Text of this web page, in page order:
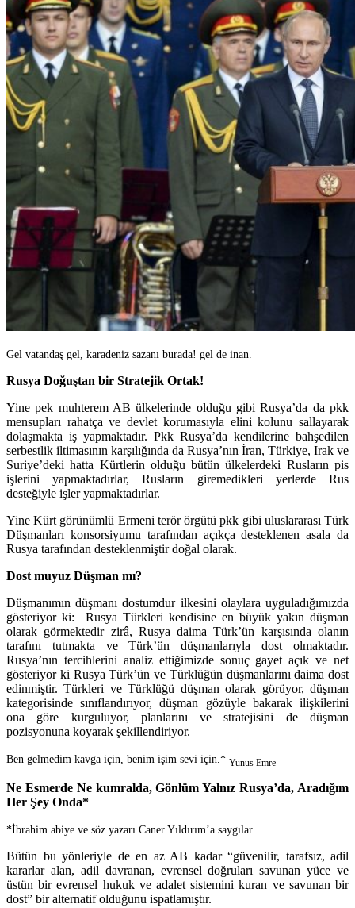
Gel vatandaş gel, karadeniz sazanı burada! gel de inan.
Rusya Doğuştan bir Stratejik Ortak!
Yine pek muhterem AB ülkelerinde olduğu gibi Rusya’da da pkk
mensupları rahatça ve devlet korumasıyla elini kolunu sallayarak
dolaşmakta iş yapmaktadır. Pkk Rusya’da kendilerine bahşedilen
serbestlik iltimasının karşılığında da Rusya’nın İran, Türkiye, Irak ve
Suriye’deki hatta Kürtlerin olduğu bütün ülkelerdeki Rusların pis
işlerini yapmaktadırlar, Rusların giremedikleri yerlerde Rus
desteğiyle işler yapmaktadırlar.
Yine Kürt görünümlü Ermeni terör örgütü pkk gibi uluslararası Türk
Düşmanları konsorsiyumu tarafından açıkça desteklenen asala da
Rusya tarafından desteklenmiştir doğal olarak.
Dost muyuz Düşman mı?
Düşmanımın düşmanı dostumdur ilkesini olaylara uyguladığımızda
gösteriyor ki: Rusya Türkleri kendisine en büyük yakın düşman
olarak görmektedir zirâ, Rusya daima Türk’ün karşısında olanın
tarafını tutmakta ve Türk’ün düşmanlarıyla dost olmaktadır.
Rusya’nın tercihlerini analiz ettiğimizde sonuç gayet açık ve net
gösteriyor ki Rusya Türk’ün ve Türklüğün düşmanlarını daima dost
edinmiştir. Türkleri ve Türklüğü düşman olarak görüyor, düşman
kategorisinde sınıflandırıyor, düşman gözüyle bakarak ilişkilerini
ona göre kurguluyor, planlarını ve stratejisini de düşman
pozisyonuna koyarak şekillendiriyor.
Ben gelmedim kavga için, benim işim sevi için.* Yunus Emre
Ne Esmerde Ne kumralda, Gönlüm Yalnız Rusya’da, Aradığım
Her Şey Onda*
*İbrahim abiye ve söz yazarı Caner Yıldırım’a saygılar.
Bütün bu yönleriyle de en az AB kadar “güvenilir, tarafsız, adil
kararlar alan, adil davranan, evrensel doğruları savunan yüce ve
üstün bir evrensel hukuk ve adalet sistemini kuran ve savunan bir
dost” bir alternatif olduğunu ispatlamıştır.